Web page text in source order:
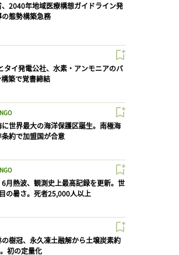
、2040年地域医療構想ガイドライン発
態勢構築急務
タイ発電公社、水素・アンモニアのバ
築で覚書締結
に世界最大の海洋保護区誕生。南極海
約で加盟国が合意
6月熱波、観測史上最高記録を更新。世
の暑さ。死者25,000人以上
の樹冠、永久凍土融解から土壌炭素約
初の定量化